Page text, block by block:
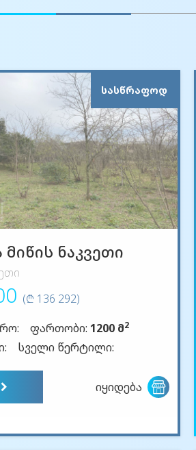
ᲡᲐᲡᲬᲠᲐᲤᲝᲓ
მიწის ნაკვეთი
(₾ 136 292)
ფართობი: 1200 მ2
სველი წერტილი:
იყიდება